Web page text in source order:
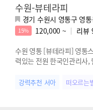
수원-뷰테라피
경기 수원시 영통구 영
15% 120,000 ~ 리뷰
수원 영통 [뷰테라피] 영통
력있는 전원 한국인관리사,
강력추천 서아 떠오르는